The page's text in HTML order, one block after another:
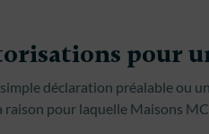
pour
déclaration préalable ou
raison pour laquelle Maisons